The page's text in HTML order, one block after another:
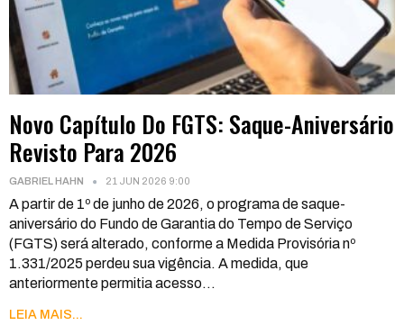
Novo Capítulo Do FGTS: Saque-Aniversário
Revisto Para 2026
GABRIEL HAHN 21 JUN 2026 9:00
A partir de 1º de junho de 2026, o programa de saque-
aniversário do Fundo de Garantia do Tempo de Serviço
(FGTS) será alterado, conforme a Medida Provisória nº
1.331/2025 perdeu sua vigência. A medida, que
anteriormente permitia acesso…
LEIA MAIS...